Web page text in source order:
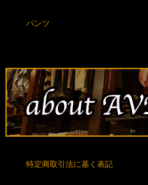
パンツ
特定商取引法に基く表記